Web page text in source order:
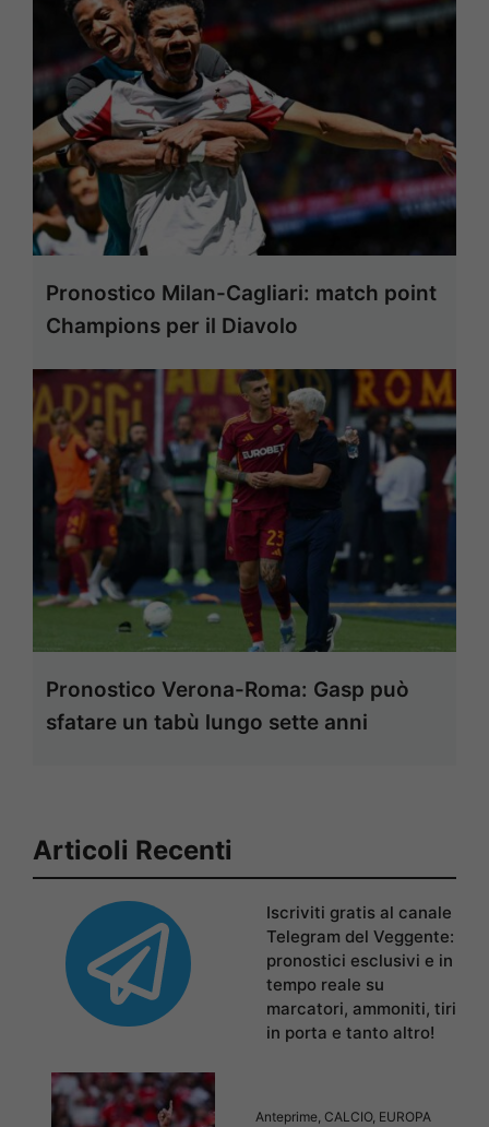
Pronostico Milan-Cagliari: match point
Champions per il Diavolo
Pronostico Verona-Roma: Gasp può
sfatare un tabù lungo sette anni
Articoli Recenti
Iscriviti gratis al canale
Telegram del Veggente:
pronostici esclusivi e in
tempo reale su
marcatori, ammoniti, tiri
in porta e tanto altro!
Anteprime, CALCIO, EUROPA